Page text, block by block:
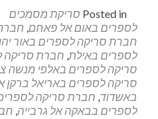
Posted in סריקת מסמכים
לספרים באום אל פאחם,
חברת סריקה לספרים באור
לספרים באילת, חברת סריקה
סריקה לספרים באלפי מנשה
סריקה לספרים באריאל ברקן
באשדוד, חברת סריקה
לספרים בבאקה אל גרבייה,